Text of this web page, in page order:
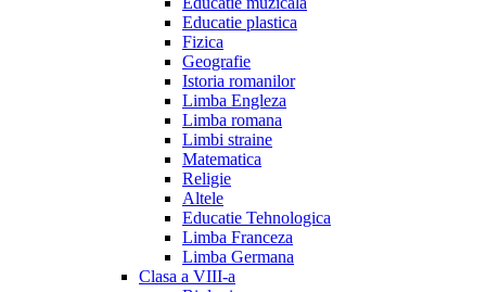
Educatie plastica
Fizica
Geografie
Istoria romanilor
Limba Engleza
Limba romana
Limbi straine
Matematica
Religie
Altele
Educatie Tehnologica
Limba Franceza
Limba Germana
Clasa a VIII-a